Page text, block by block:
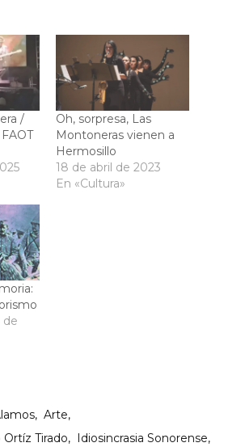
/
Oh, sorpresa, Las
Montoneras vienen a
Hermosillo
18 de abril de 2023
En «Cultura»
de
Arte
Tirado
Idiosincrasia Sonorense